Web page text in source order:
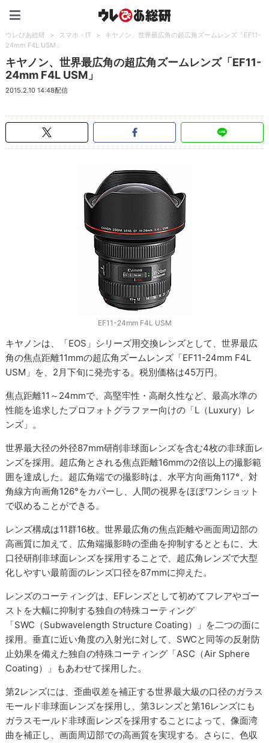
ウレぴあ総研 > スマホ・IT >
キヤノン、世界最広角の超広角ズームレンズ「EF11-
24mm F4L USM」
キヤノン、世界最広角の超広角ズームレンズ「EF11-
24mm F4L USM」
2015.2.10 14:48配信
EF11-24mm F4L USM
キヤノンは、「EOS」シリーズ用交換レンズとして、世界最広
角の焦点距離11mmの超広角ズームレンズ「EF11-24mm F4L
USM」を、2月下旬に発売する。税別価格は45万円。
焦点距離11～24mmで、高堅牢性・高耐久性など、最高水準の
性能を追求したプロフォトグラファー向けの「L（Luxury）レ
ンズ」。
世界最大径の外径87mm研削非球面レンズを含む4枚の非球面レ
ンズを採用。超広角とされる焦点距離16mmの2倍以上の撮影範
囲を達成した。超広角端での撮影時は、水平方向画角117°、対
角線方向画角126°をカバーし、人間の視界をほぼワンショット
で収めることができる。
レンズ構成は11群16枚。世界最広角の焦点距離や画面周辺部の
高画質に加えて、広角端撮影時の歪曲を抑制するとともに、大
口径研削非球面レンズを採用することで、超広角レンズで大型
化しやすい最前面のレンズ口径を87mmに抑えた。
レンズのコーティングは、EFレンズとして初めてフレアやゴー
ストを大幅に抑制する独自の特殊コーティング
「SWC（Subwavelength Structure Coating）」を二つの面に
採用。垂直に近い角度の入射光に対して、SWCと同等の反射防
止効果を備えた独自の特殊コーティング「ASC（Air Sphere
Coating）」もあわせて採用した。
第2レンズには、歪曲収差を補正する世界最大級の口径のガラス
モールド非球面レンズを採用し、第3レンズと第16レンズにも
ガラスモールド非球面レンズを採用することによって、像面湾
曲を補正し、画面周辺部での高画質を実現する。さらに、色収